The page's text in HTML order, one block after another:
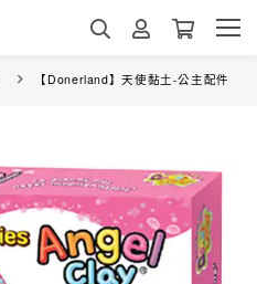
【Donerland】天使黏土-公主配件